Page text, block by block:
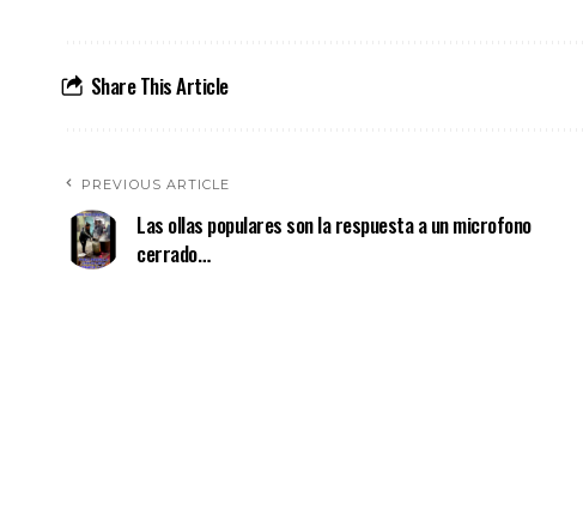
Share This Article
PREVIOUS ARTICLE
Las ollas populares son la respuesta a un microfono
cerrado…